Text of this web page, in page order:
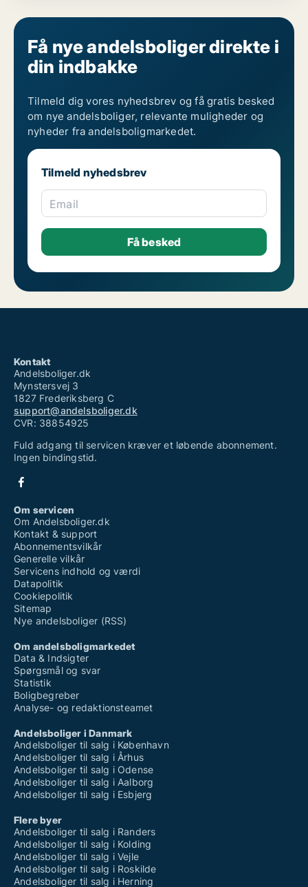
Få nye andelsboliger direkte i
din indbakke
Tilmeld dig vores nyhedsbrev og få gratis besked
om nye andelsboliger, relevante muligheder og
nyheder fra andelsboligmarkedet.
Tilmeld nyhedsbrev
Email
Kontakt
Andelsboliger.dk
Mynstersvej 3
1827 Frederiksberg C
support@andelsboliger.dk
CVR: 38854925
Fuld adgang til servicen kræver et løbende abonnement.
Ingen bindingstid.
Om servicen
Om Andelsboliger.dk
Kontakt & support
Abonnementsvilkår
Generelle vilkår
Servicens indhold og værdi
Datapolitik
Cookiepolitik
Sitemap
Nye andelsboliger (RSS)
Om andelsboligmarkedet
Data & Indsigter
Spørgsmål og svar
Statistik
Boligbegreber
Analyse- og redaktionsteamet
Andelsboliger i Danmark
Andelsboliger til salg i København
Andelsboliger til salg i Århus
Andelsboliger til salg i Odense
Andelsboliger til salg i Aalborg
Andelsboliger til salg i Esbjerg
Flere byer
Andelsboliger til salg i Randers
Andelsboliger til salg i Kolding
Andelsboliger til salg i Vejle
Andelsboliger til salg i Roskilde
Andelsboliger til salg i Herning